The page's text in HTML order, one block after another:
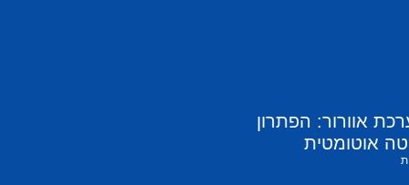
אוורור: הפתרון
אוטומטית